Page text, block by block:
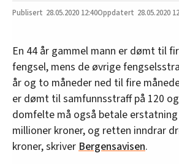
28.05.2020 12:40 28.05.2020
En 44 år gammel mann er dømt til
fengsel, mens de øvrige
år og to måneder ned til fire
er dømt til samfunnsstraff på 120
domfelte må også betale
millioner kroner, og retten inndrar
kroner, skriverBergensavisen.